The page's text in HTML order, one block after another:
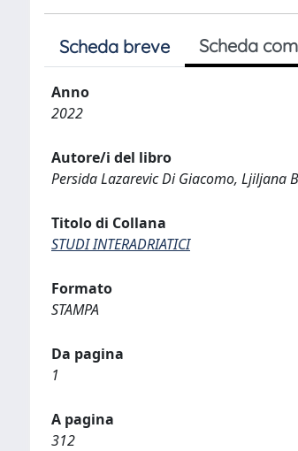
Scheda breve Scheda
Anno
2022
Autore/i del libro
Persida Lazarevic Di Giacomo, Ljiljana
Titolo di Collana
STUDI INTERADRIATICI
Formato
STAMPA
Da pagina
1
A pagina
312